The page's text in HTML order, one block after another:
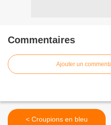
Commentaires
Ajouter un
< Croupions en bleu